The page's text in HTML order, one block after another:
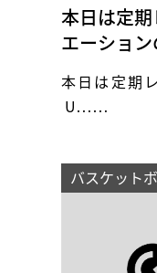
本日は定
エーション
本日は定期
U……
バスケット